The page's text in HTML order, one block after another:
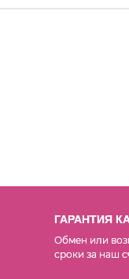
ГАРАНТИЯ
Обмен или
сроки за наш